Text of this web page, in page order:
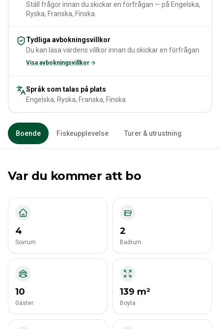
Ställ frågor innan du skickar en förfrågan — på Engelska,
Ryska, Franska, Finska.
Tydliga avbokningsvillkor
Du kan läsa värdens villkor innan du skickar en förfrågan.
Visa avbokningsvillkor
Språk som talas på plats
Engelska, Ryska, Franska, Finska
Boende Fiskeupplevelse Turer & utrustning
Var du kommer att bo
4
Sovrum
2
Badrum
10
Gäster
139 m²
Boyta